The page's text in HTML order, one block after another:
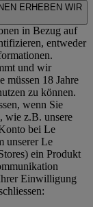
ERHEBEN WIR
in Bezug auf
entweder
und wir
müssen 18 Jahre
zu können.
wenn Sie
wie z.B. unsere
bei Le
unserer Le
ein Produkt
Einwilligung